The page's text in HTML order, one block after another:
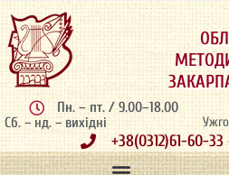
Пн. – пт. / 9.00–18.00
Сб. – нд. – вихідні
+38(0312)61-60-